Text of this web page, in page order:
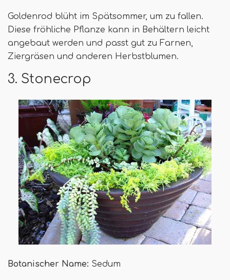
Goldenrod blüht im Spätsommer, um zu fallen.
Diese fröhliche Pflanze kann in Behältern leicht
angebaut werden und passt gut zu Farnen,
Ziergräsen und anderen Herbstblumen.
3. Stonecrop
Botanischer Name: Sedum